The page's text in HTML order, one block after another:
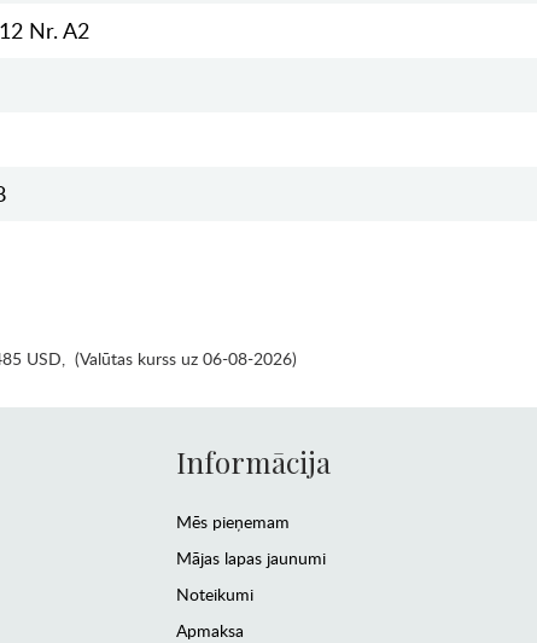
Nr. A2
USD, (Valūtas kurss uz 06-08-2026)
Informācija
Mēs pieņemam
Mājas lapas jaunumi
Noteikumi
Apmaksa